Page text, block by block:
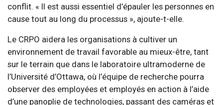
conflit. « Il est aussi essentiel d’épauler les personnes en
cause tout au long du processus », ajoute-t-elle.
Le CRPO aidera les organisations à cultiver un
environnement de travail favorable au mieux-être, tant
sur le terrain que dans le laboratoire ultramoderne de
l’Université d’Ottawa, où l’équipe de recherche pourra
observer des employées et employés en action à l’aide
d’une panoplie de technologies, passant des caméras et